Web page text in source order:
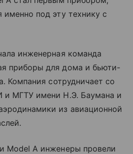
именно под эту технику с
инженерная команда
приборы для дома и бьюти-
Компания сотрудничает со
и МГТУ имени Н.Э. Баумана и
из авиационной
Model A инженеры провели